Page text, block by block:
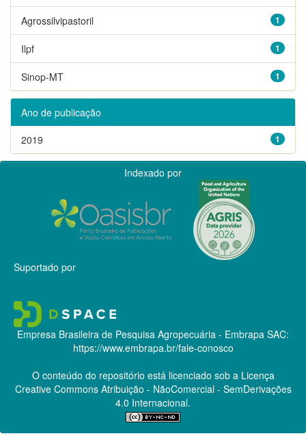
1
Agrossilvipastoril
1
Ilpf
1
Sinop-MT
Ano de publicação
1
2019
Indexado por
Suportado por
Empresa Brasileira de Pesquisa Agropecuária - Embrapa SAC:
https://www.embrapa.br/fale-conosco
O conteúdo do repositório está licenciado sob a Licença
Creative CommonsAtribuição - NãoComercial - SemDerivações
4.0 Internacional.